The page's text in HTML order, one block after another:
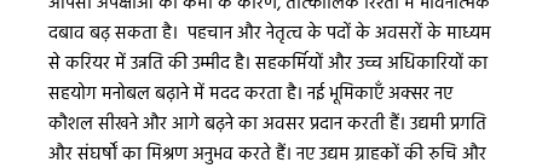
दबाव बढ़ सकता है। पहचान और नेतृत्व के पदों के अवसरों के माध्यम
से करियर में उन्नति की उम्मीद है। सहकर्मियों और उच्च अधिकारियों का
सहयोग मनोबल बढ़ाने में मदद करता है। नई भूमिकाएँ अक्सर नए
कौशल सीखने और आगे बढ़ने का अवसर प्रदान करती हैं। उद्यमी प्रगति
और संघर्षों का मिश्रण अनुभव करते हैं। नए उद्यम ग्राहकों की रुचि और